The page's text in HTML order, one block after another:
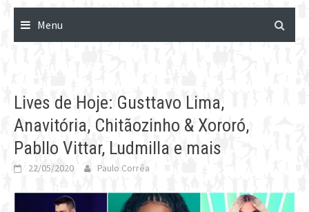
Menu
Lives de Hoje: Gusttavo Lima,
Anavitória, Chitãozinho & Xororó,
Pabllo Vittar, Ludmilla e mais
22/05/2020 Paulo Corrêa